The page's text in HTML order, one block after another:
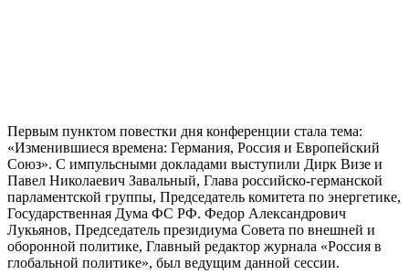
Первым пунктом повестки дня конференции стала тема:
«Изменившиеся времена: Германия, Россия и Европейский
Союз». С импульсными докладами выступили Дирк Визе и
Павел Николаевич Завальный, Глава российско-германской
парламентской группы, Председатель комитета по энергетике,
Государственная Дума ФС РФ. Федор Александрович
Лукьянов, Председатель президиума Совета по внешней и
оборонной политике, Главный редактор журнала «Россия в
глобальной политике», был ведущим данной сессии.